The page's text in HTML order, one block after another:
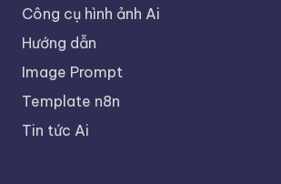
Công cụ hình ảnh Ai
Hướng dẫn
Image Prompt
Template n8n
Tin tức Ai